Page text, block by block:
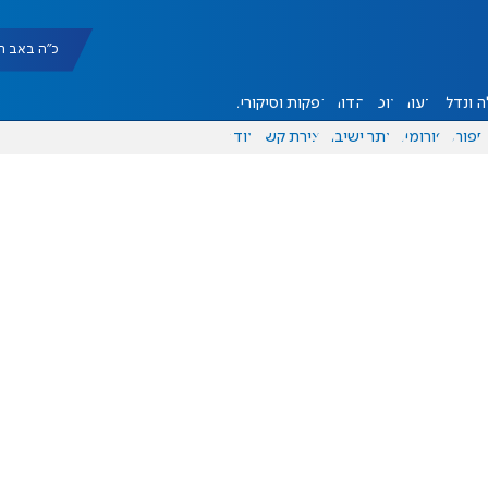
כ"ה באב תשפ"ו
ונדל"ן דעות אוכל יהדות הפקות וסיקורים
ספורט פורומים אתר ישיבה יצירת קשר עוד